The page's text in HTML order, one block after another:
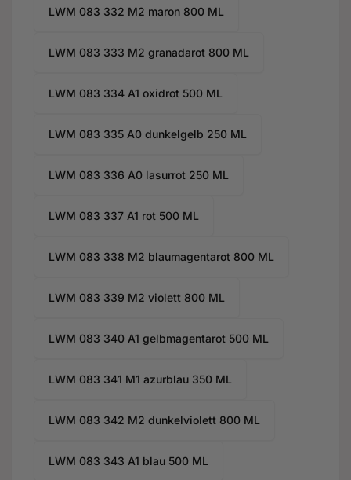
LWM 083 332 M2 maron 800 ML
LWM 083 333 M2 granadarot 800 ML
LWM 083 334 A1 oxidrot 500 ML
LWM 083 335 A0 dunkelgelb 250 ML
LWM 083 336 A0 lasurrot 250 ML
LWM 083 337 A1 rot 500 ML
LWM 083 338 M2 blaumagentarot 800 ML
LWM 083 339 M2 violett 800 ML
LWM 083 340 A1 gelbmagentarot 500 ML
LWM 083 341 M1 azurblau 350 ML
LWM 083 342 M2 dunkelviolett 800 ML
LWM 083 343 A1 blau 500 ML